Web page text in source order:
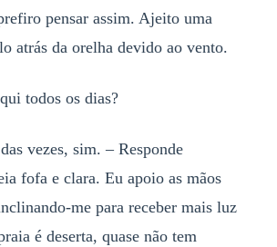
pensar assim. Ajeito uma
atrás da orelha devido ao vento.
todos os dias?
vezes, sim. – Responde
fofa e clara. Eu apoio as mãos
me para receber mais luz
é deserta, quase não tem